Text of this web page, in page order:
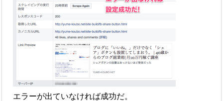
エラーが出ていなければ成功だ。